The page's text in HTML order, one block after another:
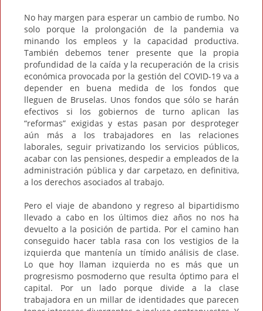
No hay margen para esperar un cambio de rumbo. No
solo porque la prolongación de la pandemia va
minando los empleos y la capacidad productiva.
También debemos tener presente que la propia
profundidad de la caída y la recuperación de la crisis
económica provocada por la gestión del COVID-19 va a
depender en buena medida de los fondos que
lleguen de Bruselas. Unos fondos que sólo se harán
efectivos si los gobiernos de turno aplican las
“reformas” exigidas y estas pasan por desproteger
aún más a los trabajadores en las relaciones
laborales, seguir privatizando los servicios públicos,
acabar con las pensiones, despedir a empleados de la
administración pública y dar carpetazo, en definitiva,
a los derechos asociados al trabajo.
Pero el viaje de abandono y regreso al bipartidismo
llevado a cabo en los últimos diez años no nos ha
devuelto a la posición de partida. Por el camino han
conseguido hacer tabla rasa con los vestigios de la
izquierda que mantenía un tímido análisis de clase.
Lo que hoy llaman izquierda no es más que un
progresismo posmoderno que resulta óptimo para el
capital. Por un lado porque divide a la clase
trabajadora en un millar de identidades que parecen